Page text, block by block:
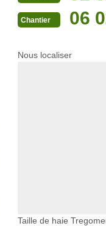
Chantier 06
Nous localiser
Taille de haie